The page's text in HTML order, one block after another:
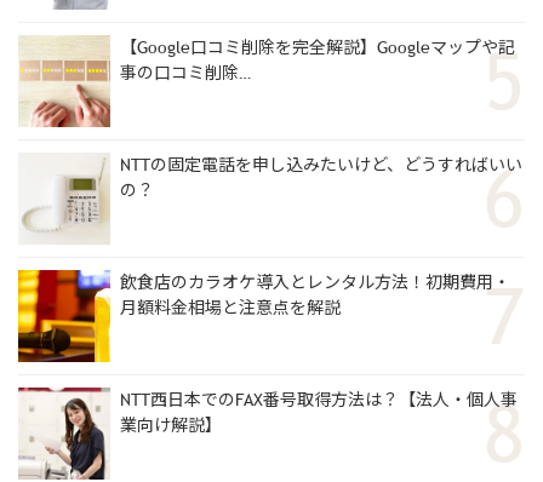
【Google口コミ削除を完全解説】Googleマップや記
事の口コミ削除…
NTTの固定電話を申し込みたいけど、どうすればいい
の？
飲食店のカラオケ導入とレンタル方法！初期費用・
月額料金相場と注意点を解説
NTT西日本でのFAX番号取得方法は？【法人・個人事
業向け解説】